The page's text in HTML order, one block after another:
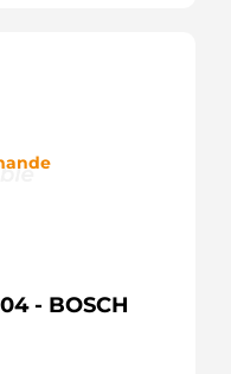
- BOSCH